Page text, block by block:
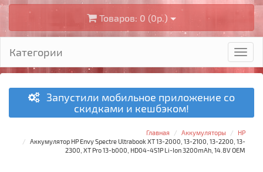
Товаров: 0 (0р.)
Категории
Запустили мобильное приложение со
скидками и кешбэком!
Главная Аккумуляторы
HP
Аккумулятор HP Envy Spectre Ultrabook XT 13-2000, 13-2100, 13-2200, 13-
2300, XT Pro 13-b000, HD04-4S1P Li-Ion 3200mAh, 14.8V OEM